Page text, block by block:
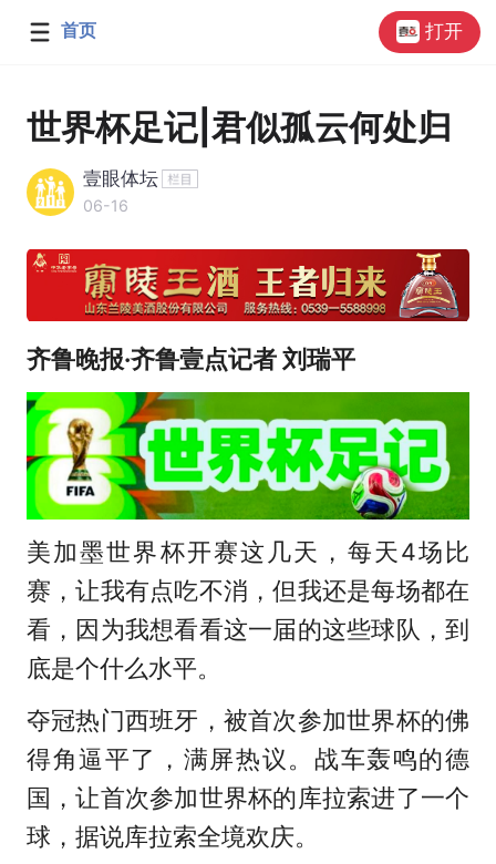
首页 打开
世界杯足记|君似孤云何处归
壹眼体坛
06-16
齐鲁晚报·齐鲁壹点记者 刘瑞平
美加墨世界杯开赛这几天，每天4场比
赛，让我有点吃不消，但我还是每场都在
看，因为我想看看这一届的这些球队，到
底是个什么水平。
夺冠热门西班牙，被首次参加世界杯的佛
得角逼平了，满屏热议。战车轰鸣的德
国，让首次参加世界杯的库拉索进了一个
球，据说库拉索全境欢庆。